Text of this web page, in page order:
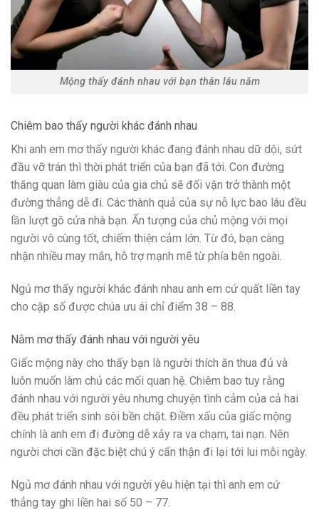
Mộng thấy đánh nhau với bạn thân lâu năm
Chiêm bao thấy người khác đánh nhau
Khi anh em mơ thấy người khác đang đánh nhau dữ dội, sứt
đầu vỡ trán thì thời phát triển của bạn đã tới. Con đường
thăng quan làm giàu của gia chủ sẽ đổi vận trở thành một
đường thẳng dễ đi. Các thành quả của sự nỗ lực bao lâu đều
lần lượt gõ cửa nhà bạn. Ấn tượng của chủ mộng với mọi
người vô cùng tốt, chiếm thiện cảm lớn. Từ đó, bạn càng
nhận nhiều may mắn, hỗ trợ mạnh mẽ từ phía bên ngoài.
Ngủ mơ thấy người khác đánh nhau anh em cứ quất liền tay
cho cặp số được chúa ưu ái chỉ điểm 38 – 88.
Nằm mơ thấy đánh nhau với người yêu
Giấc mộng này cho thấy bạn là người thích ăn thua đủ và
luôn muốn làm chủ các mối quan hệ. Chiêm bao tuy rằng
đánh nhau với người yêu nhưng chuyện tình cảm của cả hai
đều phát triển sinh sôi bền chặt. Điềm xấu của giấc mộng
chính là anh em đi đường dễ xảy ra va chạm, tai nạn. Nên
người chơi cần đặc biệt chú ý cẩn thận đi lại tới lui mỗi ngày.
Ngủ mơ đánh nhau với người yêu hiện tại thì anh em cứ
thẳng tay ghi liền hai số 50 – 77.